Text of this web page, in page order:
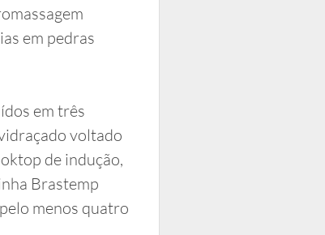
em pedras
em três
voltado
de indução,
Brastemp
menos quatro